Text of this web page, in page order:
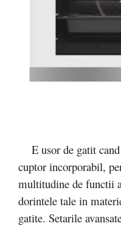
E usor de gatit
cuptor incorporabil,
multitudine de functii
dorintele tale in
gatite. Setarile